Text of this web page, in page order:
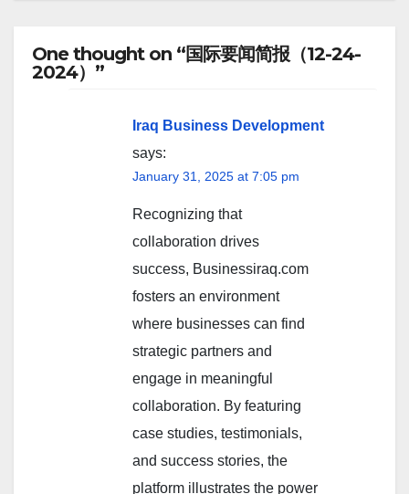
One thought on “国际要闻简报（12-24-
2024）”
Iraq Business Development
says:
January 31, 2025 at 7:05 pm
Recognizing that
collaboration drives
success, Businessiraq.com
fosters an environment
where businesses can find
strategic partners and
engage in meaningful
collaboration. By featuring
case studies, testimonials,
and success stories, the
platform illustrates the power